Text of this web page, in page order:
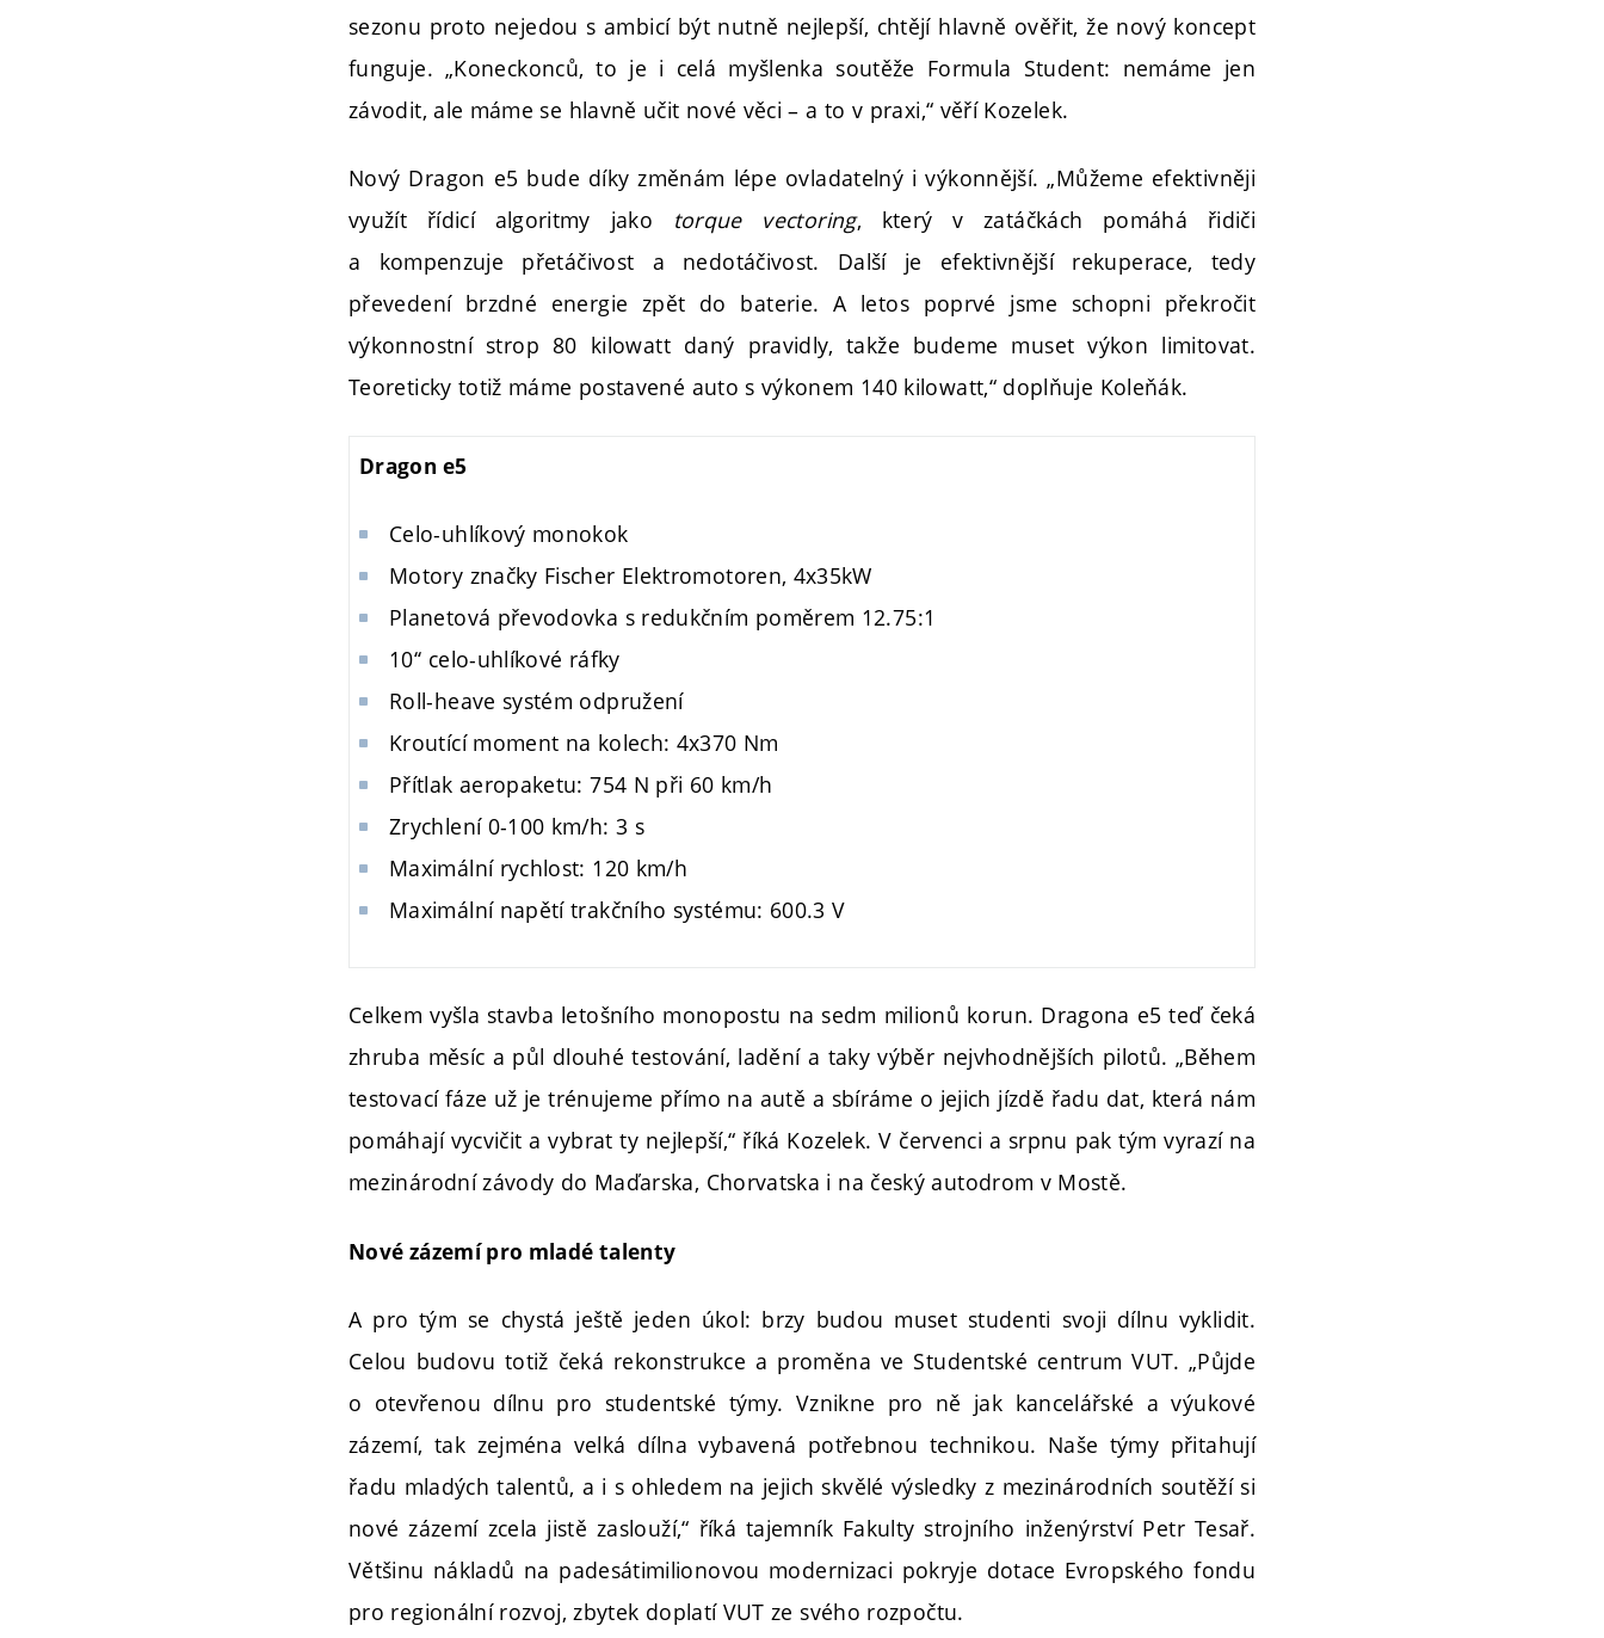
sezonu proto nejedou s ambicí být nutně nejlepší, chtějí hlavně ověřit, že nový koncept
funguje. „Koneckonců, to je i celá myšlenka soutěže Formula Student: nemáme jen
závodit, ale máme se hlavně učit nové věci – a to v praxi,“ věří Kozelek.
Nový Dragon e5 bude díky změnám lépe ovladatelný i výkonnější. „Můžeme efektivněji
využít řídicí algoritmy jako torque vectoring, který v zatáčkách pomáhá řidiči
a kompenzuje přetáčivost a nedotáčivost. Další je efektivnější rekuperace, tedy
převedení brzdné energie zpět do baterie. A letos poprvé jsme schopni překročit
výkonnostní strop 80 kilowatt daný pravidly, takže budeme muset výkon limitovat.
Teoreticky totiž máme postavené auto s výkonem 140 kilowatt,“ doplňuje Koleňák.
Dragon e5
Celo-uhlíkový monokok
Motory značky Fischer Elektromotoren, 4x35kW
Planetová převodovka s redukčním poměrem 12.75:1
10‘‘ celo-uhlíkové ráfky
Roll-heave systém odpružení
Kroutící moment na kolech: 4x370 Nm
Přítlak aeropaketu: 754 N při 60 km/h
Zrychlení 0-100 km/h: 3 s
Maximální rychlost: 120 km/h
Maximální napětí trakčního systému: 600.3 V
Celkem vyšla stavba letošního monopostu na sedm milionů korun. Dragona e5 teď čeká
zhruba měsíc a půl dlouhé testování, ladění a taky výběr nejvhodnějších pilotů. „Během
testovací fáze už je trénujeme přímo na autě a sbíráme o jejich jízdě řadu dat, která nám
pomáhají vycvičit a vybrat ty nejlepší,“ říká Kozelek. V červenci a srpnu pak tým vyrazí na
mezinárodní závody do Maďarska, Chorvatska i na český autodrom v Mostě.
Nové zázemí pro mladé talenty
A pro tým se chystá ještě jeden úkol: brzy budou muset studenti svoji dílnu vyklidit.
Celou budovu totiž čeká rekonstrukce a proměna ve Studentské centrum VUT. „Půjde
o otevřenou dílnu pro studentské týmy. Vznikne pro ně jak kancelářské a výukové
zázemí, tak zejména velká dílna vybavená potřebnou technikou. Naše týmy přitahují
řadu mladých talentů, a i s ohledem na jejich skvělé výsledky z mezinárodních soutěží si
nové zázemí zcela jistě zaslouží,“ říká tajemník Fakulty strojního inženýrství Petr Tesař.
Většinu nákladů na padesátimilionovou modernizaci pokryje dotace Evropského fondu
pro regionální rozvoj, zbytek doplatí VUT ze svého rozpočtu.